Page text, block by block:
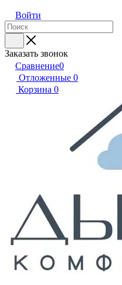
Войти
Заказать звонок
Сравнение0
Отложенные 0
Корзина 0